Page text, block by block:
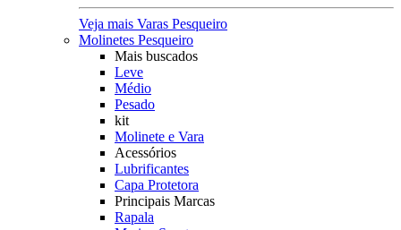
Veja mais Varas Pesqueiro
Molinetes Pesqueiro
Mais buscados
Leve
Médio
Pesado
kit
Molinete e Vara
Acessórios
Lubrificantes
Capa Protetora
Principais Marcas
Rapala